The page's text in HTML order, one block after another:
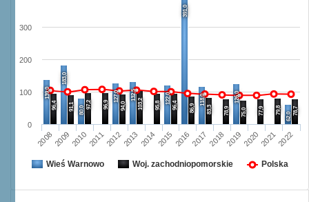
139,0
183,0
80,0
127,0 132,5 122,0
391,0
118,0 126,0
62,0
96,4 91,1 97,2 96,9 94,0 103,2 95,8 96,4 86,9 83,3 78,9 75,0 77,9 79,8 78,7
200820092010201120122013 2014 2015 20162017 20182019202020212022
0
100
200
300
Wieś Warnowo Woj. zachodniopomorskie Polska